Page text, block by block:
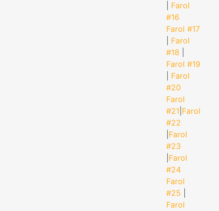
Farol
#16
Farol #17
Farol
#18
Farol #19
Farol
#20
Farol
#21 Farol
#22
Farol
#23
Farol
#24
Farol
#25
Farol